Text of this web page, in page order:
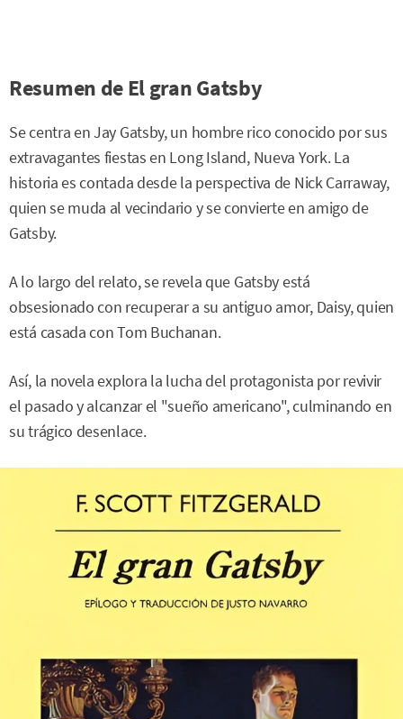
Resumen de El gran Gatsby
Se centra en Jay Gatsby, un hombre rico conocido por sus
extravagantes fiestas en Long Island, Nueva York. La
historia es contada desde la perspectiva de Nick Carraway,
quien se muda al vecindario y se convierte en amigo de
Gatsby.
A lo largo del relato, se revela que Gatsby está
obsesionado con recuperar a su antiguo amor, Daisy, quien
está casada con Tom Buchanan.
Así, la novela explora la lucha del protagonista por revivir
el pasado y alcanzar el "sueño americano", culminando en
su trágico desenlace.